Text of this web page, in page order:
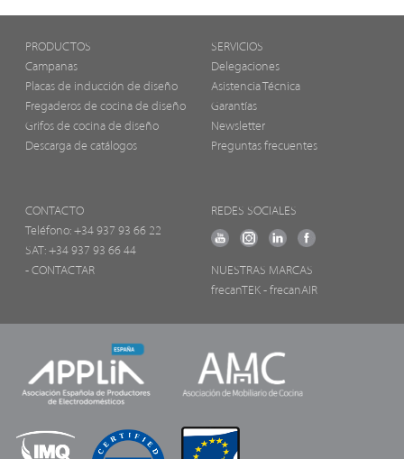
PRODUCTOS
Campanas
Placas de inducción de diseño
Fregaderos de cocina de diseño
Grifos de cocina de diseño
Descarga de catálogos
SERVICIOS
Delegaciones
Asistencia Técnica
Garantías
Newsletter
Preguntas frecuentes
CONTACTO
Teléfono: +34 937 93 66 22
SAT: +34 937 93 66 44
- CONTACTAR
REDES SOCIALES
NUESTRAS MARCAS
frecanTEK - frecanAIR